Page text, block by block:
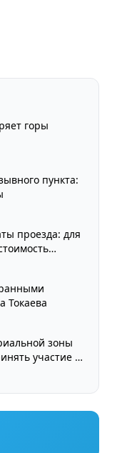
горы
пункта:
проезда: для
Токаева
зоны
участие в